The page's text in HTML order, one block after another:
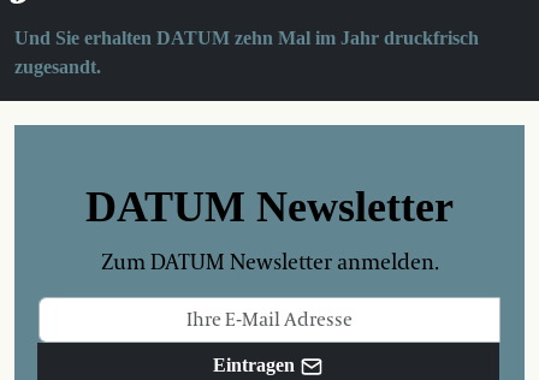
Und Sie erhalten DATUM zehn Mal im Jahr druckfrisch
zugesandt.
DATUM Newsletter
Zum DATUM Newsletter anmelden.
Eintragen